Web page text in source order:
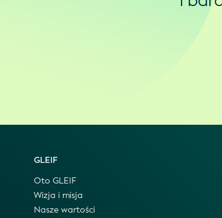
GLEIF
Oto GLEIF
Wizja i misja
Nasze wartości